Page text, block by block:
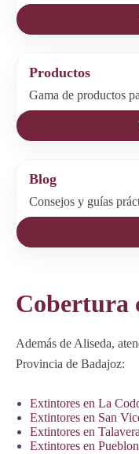
Productos
Gama de productos
Blog
Consejos y guías
Cobertura
Además de Aliseda,
Provincia de Badajoz:
Extintores en La
Extintores en San
Extintores en
Extintores en